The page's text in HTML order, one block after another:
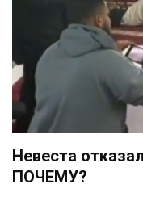
Невеста
ПОЧЕМУ?